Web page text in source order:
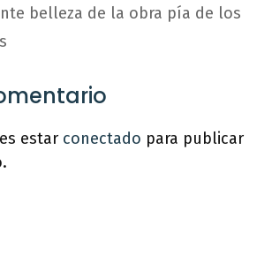
belleza de la obra pía de los
estar conectado para publicar